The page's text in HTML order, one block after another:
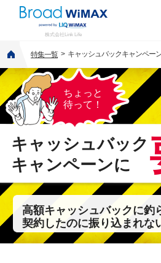
株式会社Link Life
特集一覧 キャッシュバックキャンペー
ちょっと
待って！
キャッシュバック
キャンペーンに
高額キャッシュバックに釣
契約したのに振り込まれ